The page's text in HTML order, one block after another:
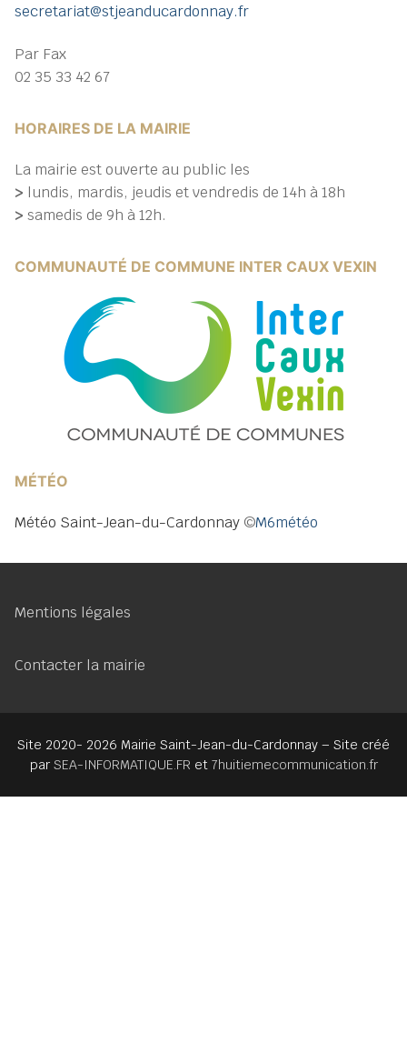
secretariat@stjeanducardonnay.fr
Par Fax
02 35 33 42 67
HORAIRES DE LA MAIRIE
La mairie est ouverte au public les
> lundis, mardis, jeudis et vendredis de 14h à 18h
> samedis de 9h à 12h.
COMMUNAUTÉ DE COMMUNE INTER CAUX VEXIN
MÉTÉO
Météo Saint-Jean-du-Cardonnay ©M6météo
Mentions légales
Contacter la mairie
Site 2020- 2026 Mairie Saint-Jean-du-Cardonnay – Site créé
par SEA-INFORMATIQUE.FR et 7huitiemecommunication.fr